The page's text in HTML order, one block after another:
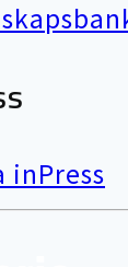
inPress